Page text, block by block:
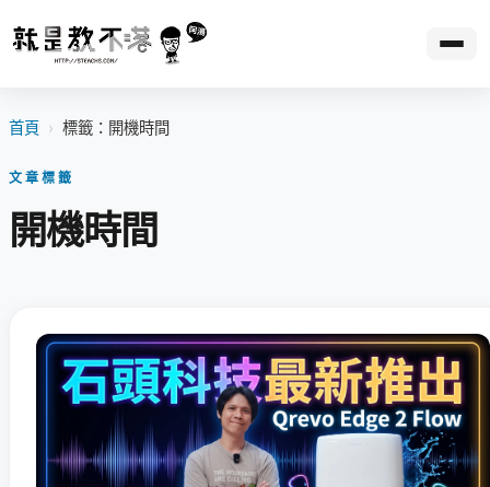
首頁 › 標籤：開機時間
文章標籤
開機時間